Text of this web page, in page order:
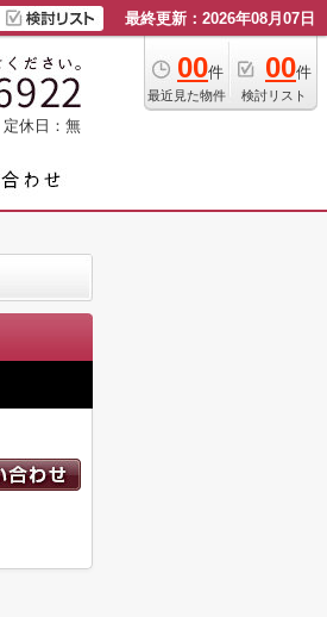
最終更新：2026年08月07日
00件
最近見た物件
00件
検討リスト
定休日：無